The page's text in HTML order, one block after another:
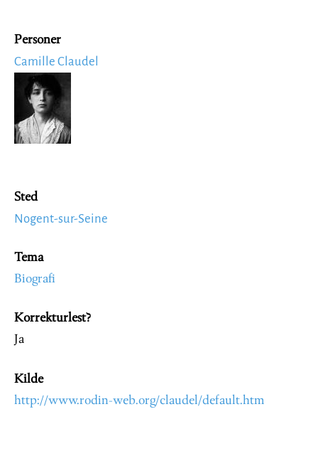
Personer
Camille Claudel
Image
Sted
Nogent-sur-Seine
Tema
Biografi
Korrekturlest?
Ja
Kilde
http://www.rodin-web.org/claudel/default.htm